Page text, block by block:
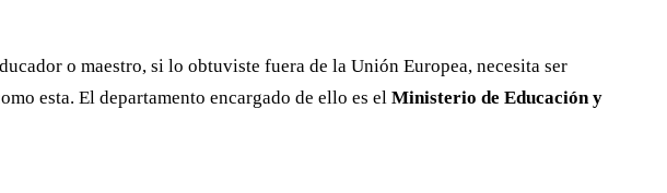
o maestro, si lo obtuviste fuera de la Unión Europea, necesita ser
esta. El departamento encargado de ello es el Ministerio de Educación y